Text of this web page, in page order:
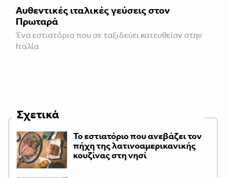
Αυθεντικές ιταλικές γεύσεις στον
Πρωταρά
Ένα εστιατόριο που σε ταξιδεύει κατευθείαν στην
Ιταλία
Σχετικά
Το εστιατόριο που ανεβάζει τον
πήχη της λατινοαμερικανικής
κουζίνας στη νησί